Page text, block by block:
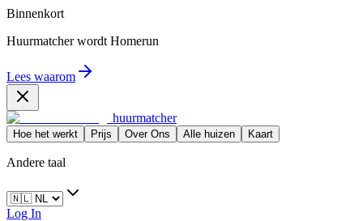
Binnenkort
Huurmatcher wordt Homerun
Lees waarom
huurmatcher
Hoe het werkt Prijs Over Ons Alle huizen Kaart
Andere taal
Log In